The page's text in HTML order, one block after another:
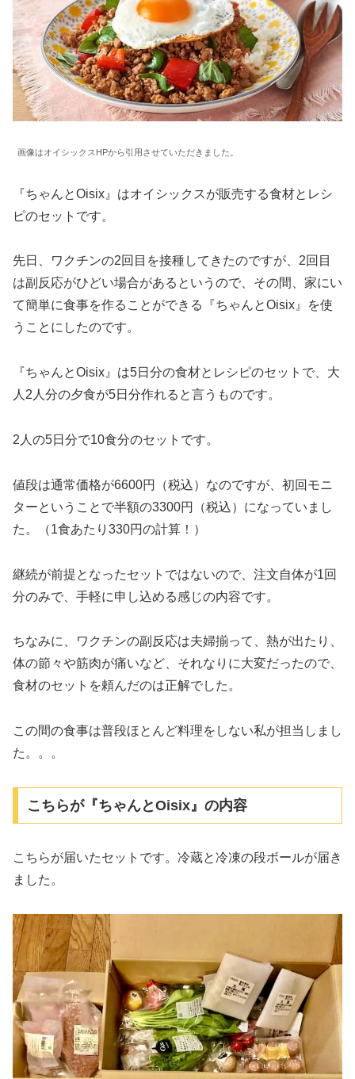
画像はオイシックスHPから引用させていただきました。
『ちゃんとOisix』はオイシックスが販売する食材とレシ
ピのセットです。
先日、ワクチンの2回目を接種してきたのですが、2回目
は副反応がひどい場合があるというので、その間、家にい
て簡単に食事を作ることができる『ちゃんとOisix』を使
うことにしたのです。
『ちゃんとOisix』は5日分の食材とレシピのセットで、大
人2人分の夕食が5日分作れると言うものです。
2人の5日分で10食分のセットです。
値段は通常価格が6600円（税込）なのですが、初回モニ
ターということで半額の3300円（税込）になっていまし
た。（1食あたり330円の計算！）
継続が前提となったセットではないので、注文自体が1回
分のみで、手軽に申し込める感じの内容です。
ちなみに、ワクチンの副反応は夫婦揃って、熱が出たり、
体の節々や筋肉が痛いなど、それなりに大変だったので、
食材のセットを頼んだのは正解でした。
この間の食事は普段ほとんど料理をしない私が担当しまし
た。。。
こちらが『ちゃんとOisix』の内容
こちらが届いたセットです。冷蔵と冷凍の段ボールが届き
ました。